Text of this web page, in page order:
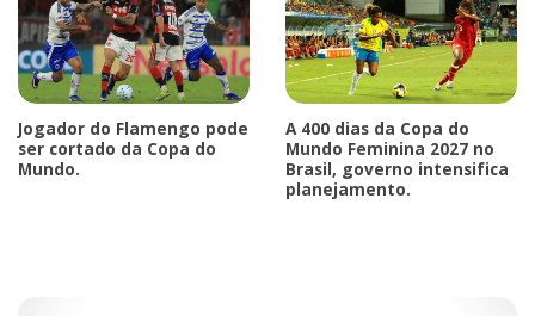
Jogador do Flamengo pode
ser cortado da Copa do
Mundo.
A 400 dias da Copa do
Mundo Feminina 2027 no
Brasil, governo intensifica
planejamento.